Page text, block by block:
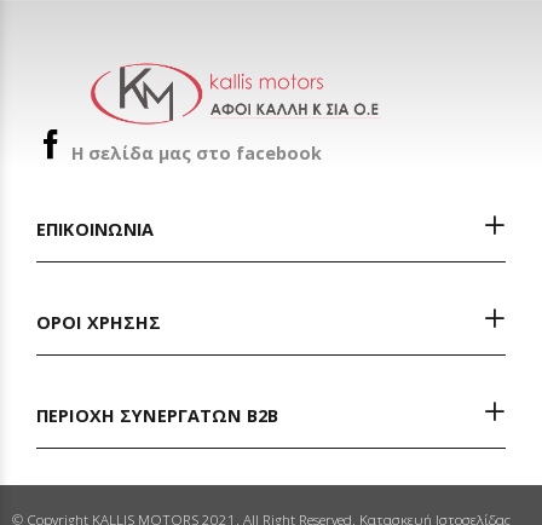
H σελίδα μας στο facebook
ΕΠΙΚΟΙΝΩΝΙΑ
ΟΡΟΙ ΧΡΗΣΗΣ
ΠΕΡΙΟΧΗ ΣΥΝΕΡΓΑΤΩΝ Β2Β
© Copyright KALLIS MOTORS 2021. All Right Reserved. Κατασκευή Ιστοσελίδας